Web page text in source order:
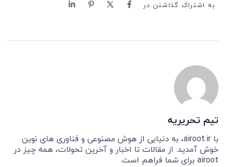
به اشتراک گذاشتن در
تیم تحریریه
با airoot.ir، به دنیایی از هوش مصنوعی و فناوری های نوین
خوش آمدید. از مقالات تا اخبار و آخرین تحولات، همه چیز در
airoot برای شما فراهم است.